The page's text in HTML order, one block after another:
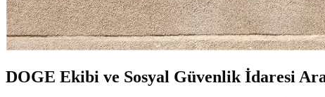
DOGE Ekibi ve Sosyal Güvenlik İdaresi